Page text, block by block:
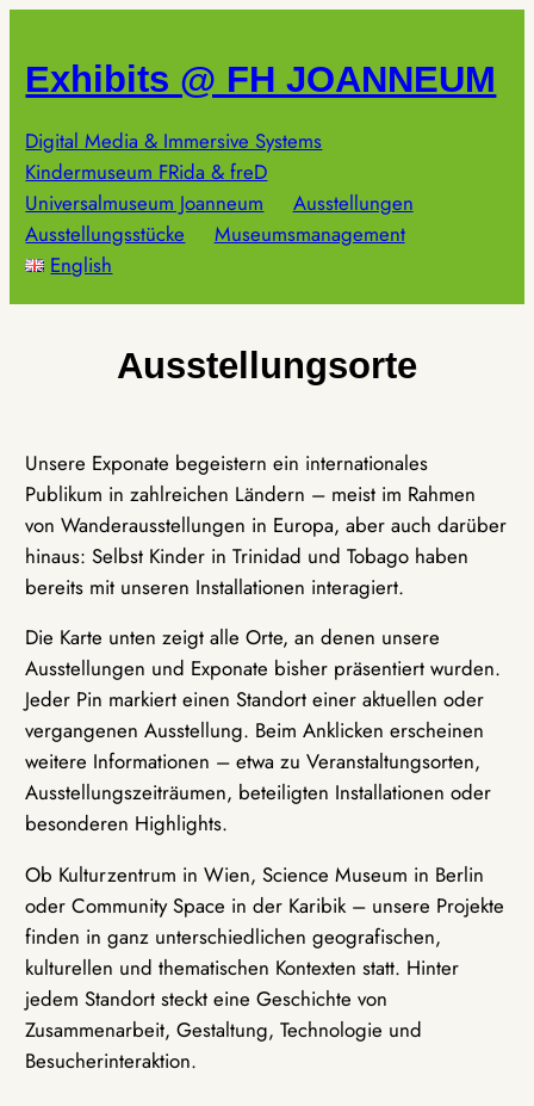
springen
Exhibits @ FH JOANNEUM
Digital Media & Immersive Systems
Kindermuseum FRida & freD
Universalmuseum Joanneum
Ausstellungen
Ausstellungsstücke
Museumsmanagement
English
Ausstellungsorte
Unsere Exponate begeistern ein internationales
Publikum in zahlreichen Ländern – meist im Rahmen
von Wanderausstellungen in Europa, aber auch darüber
hinaus: Selbst Kinder in Trinidad und Tobago haben
bereits mit unseren Installationen interagiert.
Die Karte unten zeigt alle Orte, an denen unsere
Ausstellungen und Exponate bisher präsentiert wurden.
Jeder Pin markiert einen Standort einer aktuellen oder
vergangenen Ausstellung. Beim Anklicken erscheinen
weitere Informationen – etwa zu Veranstaltungsorten,
Ausstellungszeiträumen, beteiligten Installationen oder
besonderen Highlights.
Ob Kulturzentrum in Wien, Science Museum in Berlin
oder Community Space in der Karibik – unsere Projekte
finden in ganz unterschiedlichen geografischen,
kulturellen und thematischen Kontexten statt. Hinter
jedem Standort steckt eine Geschichte von
Zusammenarbeit, Gestaltung, Technologie und
Besucherinteraktion.